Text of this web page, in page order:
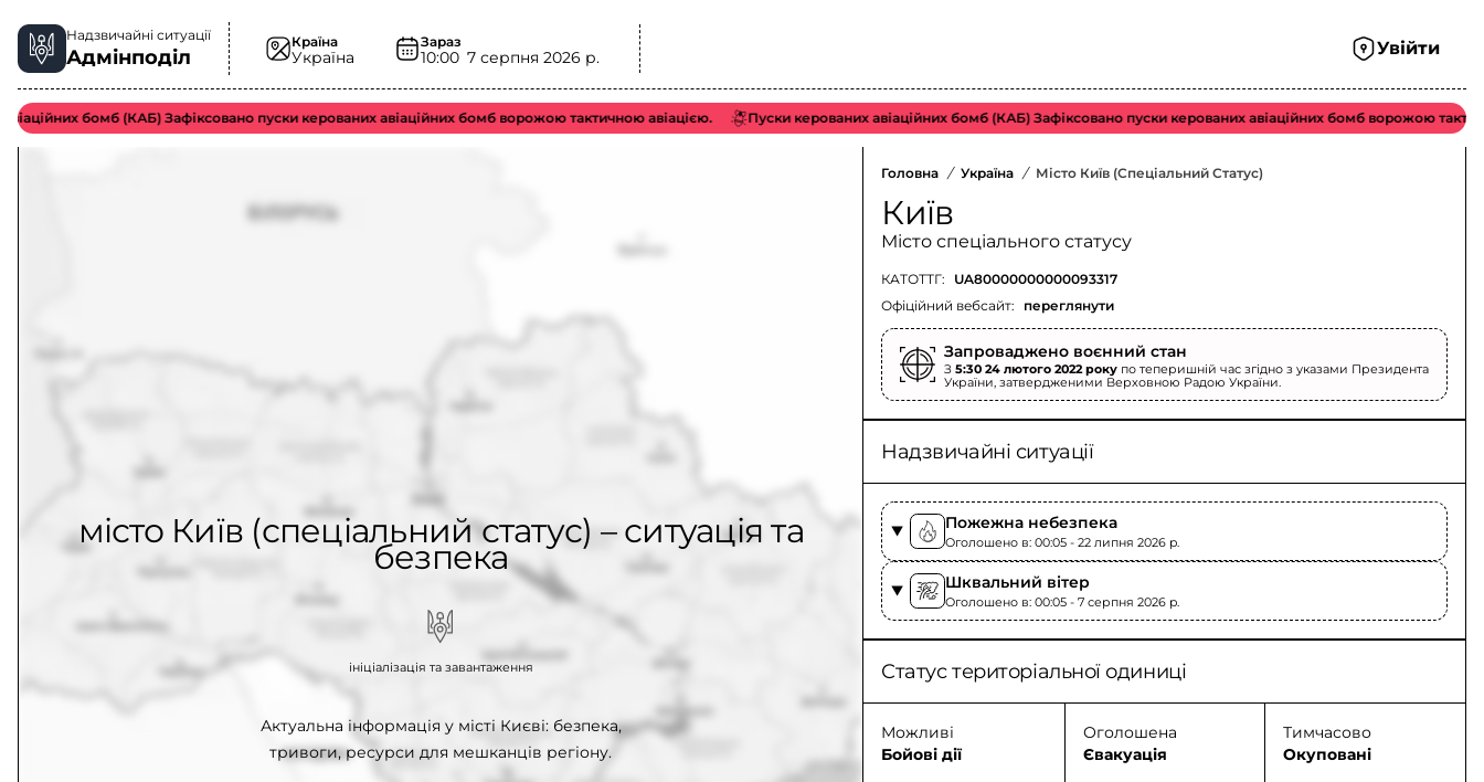
Надзвичайні ситуації
Адмінподіл
Країна
Україна
Зараз
10:00 7 серпня 2026 р. Увійти
бомб (КАБ) Зафіксовано пуски керованих авіаційних бомб ворожою тактичною авіацією. Пуски керованих авіаційних бомб (КАБ) Зафіксовано пуски керованих авіаційних бомб ворожою тактичною
місто Київ (спеціальний статус) – ситуація та
безпека
Актуальна інформація у місті Києві: безпека,
тривоги, ресурси для мешканців регіону.
ініціалізація та завантаження
Головна / Україна / Місто Київ (спеціальний Статус)
Київ
Місто спеціального статусу
КАТОТТГ:
UA80000000000093317
Офіційний вебсайт:
переглянути
Запроваджено воєнний стан
З5:30 24 лютого 2022 року по теперишній час згідно з указами Президента
України, затвердженими Верховною Радою України.
Надзвичайні ситуації
Пожежна небезпека
Оголошено в: 00:05 - 22 липня 2026 p.
Шквальний вітер
Оголошено в: 00:05 - 7 серпня 2026 p.
Статус територіальної одиниці
Можливі
Бойові дії
Оголошена
Євакуація
Тимчасово
Окуповані